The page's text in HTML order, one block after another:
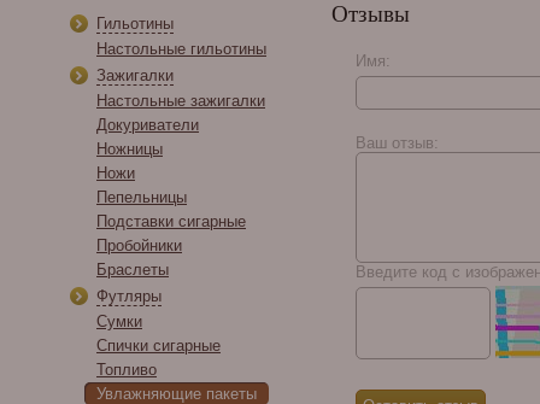
Гильотины
Настольные гильотины
Зажигалки
Настольные зажигалки
Докуриватели
Ножницы
Ножи
Пепельницы
Подставки сигарные
Пробойники
Браслеты
Футляры
Сумки
Спички сигарные
Топливо
Увлажняющие пакеты
Tatuaje Fausto FT 127
Отзывы
Имя:
Ваш отзыв:
Введите код с